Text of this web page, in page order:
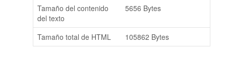
Tamaño del contenido
del texto
5656 Bytes
Tamaño total de HTML 105862 Bytes